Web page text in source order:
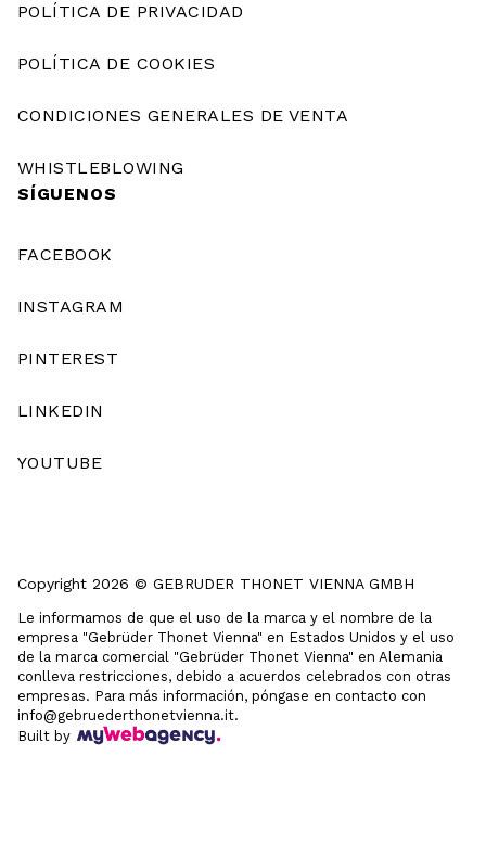
POLÍTICA DE PRIVACIDAD
POLÍTICA DE COOKIES
CONDICIONES GENERALES DE VENTA
WHISTLEBLOWING
SÍGUENOS
FACEBOOK
INSTAGRAM
PINTEREST
LINKEDIN
YOUTUBE
Copyright 2026 © GEBRUDER THONET VIENNA GMBH
Le informamos de que el uso de la marca y el nombre de la
empresa "Gebrüder Thonet Vienna" en Estados Unidos y el uso
de la marca comercial "Gebrüder Thonet Vienna" en Alemania
conlleva restricciones, debido a acuerdos celebrados con otras
empresas. Para más información, póngase en contacto con
info@gebruederthonetvienna.it.
Built by